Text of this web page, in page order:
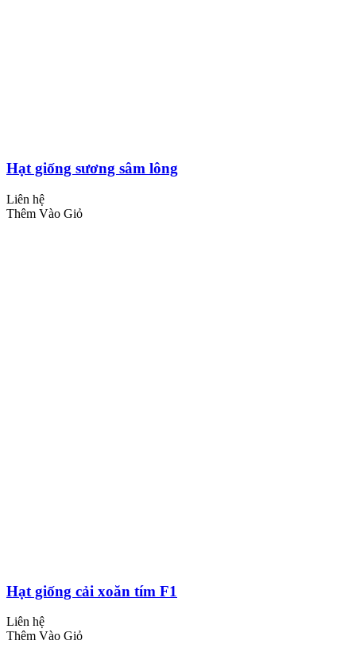
Hạt giống sương sâm lông
Liên hệ
Thêm Vào Giỏ
Hạt giống cải xoăn tím F1
Liên hệ
Thêm Vào Giỏ